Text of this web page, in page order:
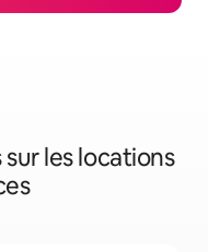
les locations